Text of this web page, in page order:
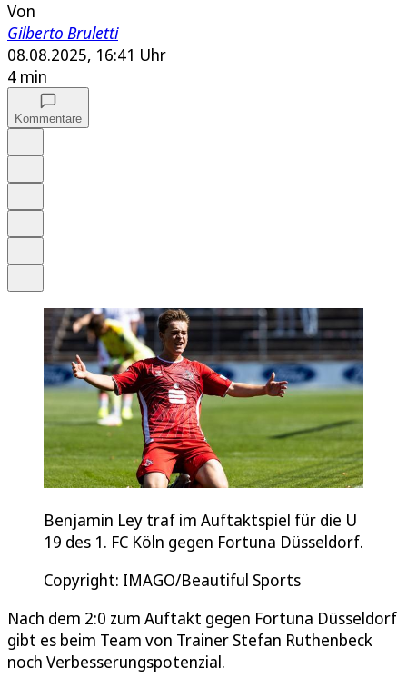
Von
Gilberto Bruletti
08.08.2025, 16:41 Uhr
4 min
Kommentare
Benjamin Ley traf im Auftaktspiel für die U
19 des 1. FC Köln gegen Fortuna Düsseldorf.
Copyright: IMAGO/Beautiful Sports
Nach dem 2:0 zum Auftakt gegen Fortuna Düsseldorf
gibt es beim Team von Trainer Stefan Ruthenbeck
noch Verbesserungspotenzial.